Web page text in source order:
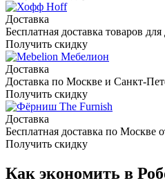
Hoff
Доставка
Бесплатная доставка товаров
Получить скидку
Мебелион
Доставка
Доставка по Москве и Санкт-
Получить скидку
The Furnish
Доставка
Бесплатная доставка по Москве
Получить скидку
Как экономить в